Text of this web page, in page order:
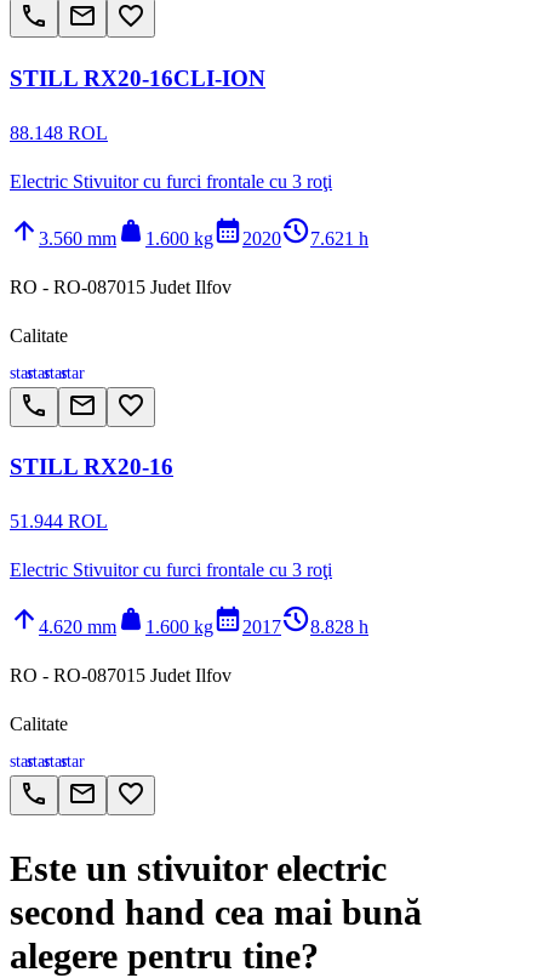
call email favorite_border
STILL RX20-16CLI-ION
88.148 ROL
Electric Stivuitor cu furci frontale cu 3 roţi
arrow_upward 3.560 mm weight 1.600 kgcalendar_month2020history_27.621 h
RO - RO-087015 Judet Ilfov
Calitate
starstarstarstar
call email favorite_border
STILL RX20-16
51.944 ROL
Electric Stivuitor cu furci frontale cu 3 roţi
arrow_upward 4.620 mm weight 1.600 kgcalendar_month2017history_28.828 h
RO - RO-087015 Judet Ilfov
Calitate
starstarstarstar
call email favorite_border
Este un stivuitor electric
second hand cea mai bună
alegere pentru tine?